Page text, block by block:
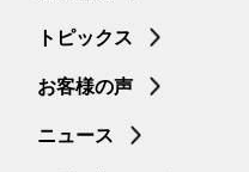
トピックス
お客様の声
ニュース